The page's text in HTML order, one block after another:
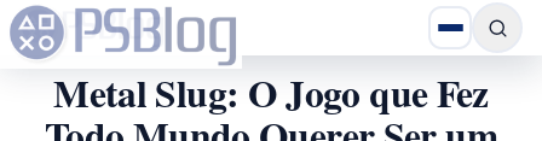
Metal Slug: O Jogo que Fez